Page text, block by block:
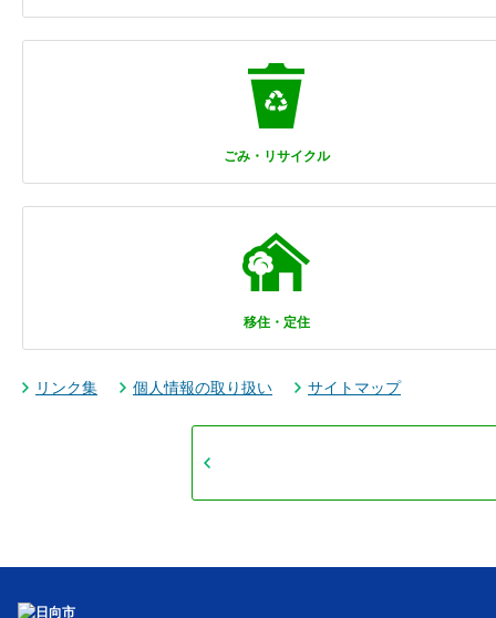
ごみ・リサイクル
移住・定住
リンク集 個人情報の取り扱い サイトマップ